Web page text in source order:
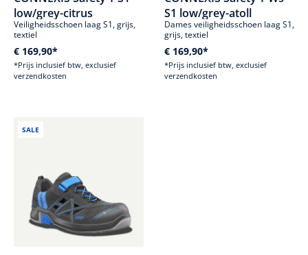
low/grey-citrus
Veiligheidsschoen laag S1, grijs,
textiel
€ 169,90*
*Prijs inclusief btw, exclusief
verzendkosten
S1 low/grey-atoll
Dames veiligheidsschoen laag S1,
grijs, textiel
€ 169,90*
*Prijs inclusief btw, exclusief
verzendkosten
SALE